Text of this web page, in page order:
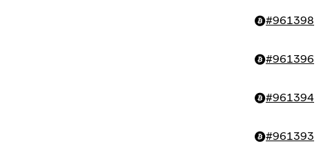
#961398
#961396
#961394
#961393